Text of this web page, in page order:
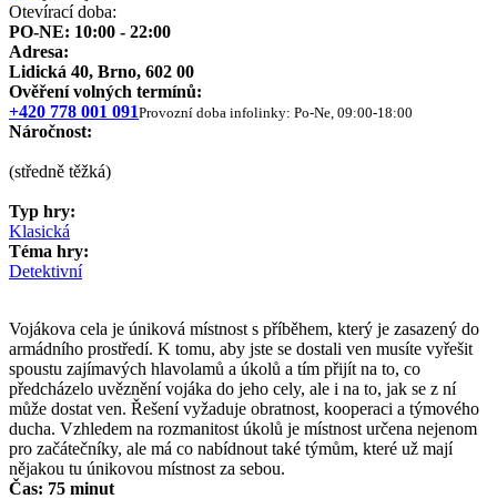
Otevírací doba:
PO-NE: 10:00 - 22:00
Adresa:
Lidická 40, Brno, 602 00
Ověření volných termínů:
+420 778 001 091Provozní doba infolinky: Po-Ne, 09:00-18:00
Náročnost:
(středně těžká)
Typ hry:
Klasická
Téma hry:
Detektivní
Vojákova cela je úniková místnost s příběhem, který je zasazený do
armádního prostředí. K tomu, aby jste se dostali ven musíte vyřešit
spoustu zajímavých hlavolamů a úkolů a tím přijít na to, co
předcházelo uvěznění vojáka do jeho cely, ale i na to, jak se z ní
může dostat ven. Řešení vyžaduje obratnost, kooperaci a týmového
ducha. Vzhledem na rozmanitost úkolů je místnost určena nejenom
pro začátečníky, ale má co nabídnout také týmům, které už mají
nějakou tu únikovou místnost za sebou.
Čas: 75 minut